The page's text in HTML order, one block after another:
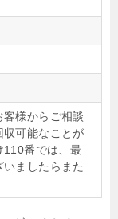
様からご相談
収可能なことが
110番では、最
ましたらまた